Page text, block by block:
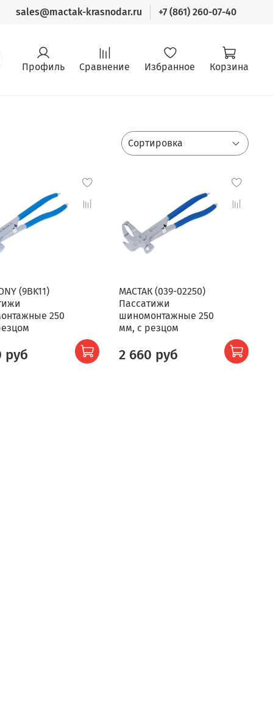
sales@mactak-krasnodar.ru +7 (861) 260-07-40
Профиль Сравнение Избранное Корзина
(9BK11)
250
руб
МАСТАК (039-02250)
Пассатижи
шиномонтажные 250
мм, с резцом
2 660 руб